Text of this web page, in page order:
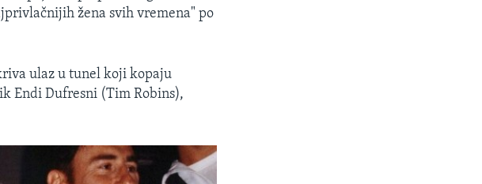
žena svih vremena" po
ulaz u tunel koji kopaju
Endi Dufresni (Tim Robins),